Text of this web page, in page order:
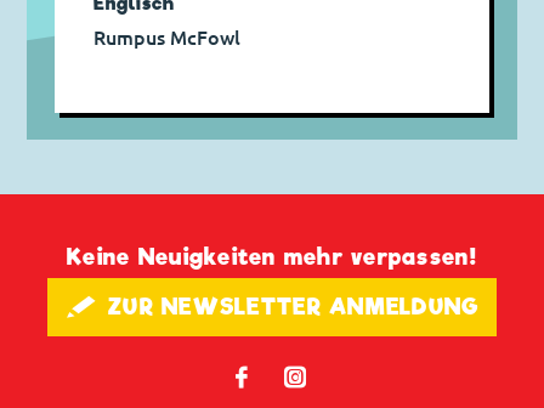
Rumpus McFowl
Keine Neuigkeiten mehr verpassen!
🖋 ZUR NEWSLETTER ANMELDUNG
𝖿 📷